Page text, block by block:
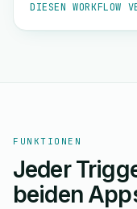
DIESEN WORKFLOW
FUNKTIONEN
Jeder
beiden